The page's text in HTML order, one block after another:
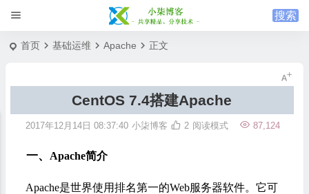
首页 基础运维 Apache 正文
CentOS 7.4搭建Apache
2017年12月14日 08:37:40 小柒博客 87,124
2 阅读模式
一、 Apache简介
Apache是世界使用排名第一的Web服务器软件。它可